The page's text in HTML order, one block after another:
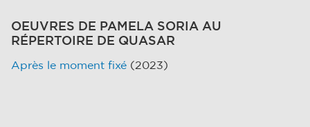
OEUVRES DE PAMELA SORIA AU
RÉPERTOIRE DE QUASAR
Après le moment fixé (2023)